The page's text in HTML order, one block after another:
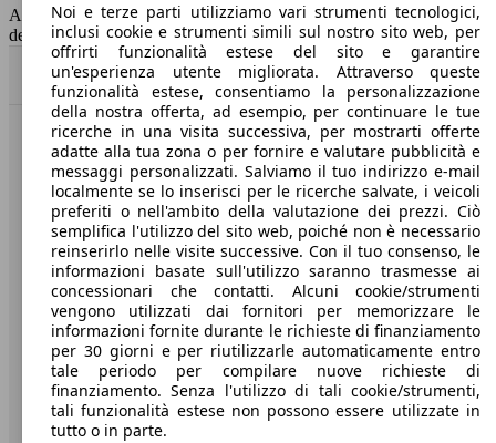
AutoScout24 non si assume alcuna responsabilità per la correttezza
dei dati.
Torna su
Benvenuti su AutoScout24, il mercato auto europeo.
Società
A proposito di AutoScout24
Stampa
Media
Condizioni generali
Informazioni
Noi e terze parti utilizziamo vari strumenti tecnologici,
inclusi cookie e strumenti simili sul nostro sito web, per
offrirti funzionalità estese del sito e garantire
un'esperienza utente migliorata. Attraverso queste
funzionalità estese, consentiamo la personalizzazione
della nostra offerta, ad esempio, per continuare le tue
ricerche in una visita successiva, per mostrarti offerte
adatte alla tua zona o per fornire e valutare pubblicità e
messaggi personalizzati. Salviamo il tuo indirizzo e-mail
localmente se lo inserisci per le ricerche salvate, i veicoli
preferiti o nell'ambito della valutazione dei prezzi. Ciò
semplifica l'utilizzo del sito web, poiché non è necessario
reinserirlo nelle visite successive. Con il tuo consenso, le
informazioni basate sull'utilizzo saranno trasmesse ai
concessionari che contatti. Alcuni cookie/strumenti
vengono utilizzati dai fornitori per memorizzare le
informazioni fornite durante le richieste di finanziamento
per 30 giorni e per riutilizzarle automaticamente entro
tale periodo per compilare nuove richieste di
finanziamento. Senza l'utilizzo di tali cookie/strumenti,
tali funzionalità estese non possono essere utilizzate in
tutto o in parte.